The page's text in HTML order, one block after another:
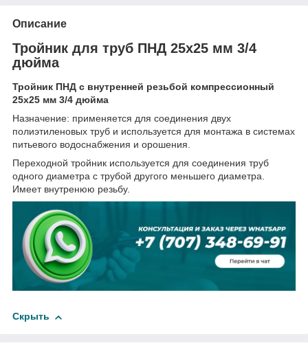
Описание
Тройник для труб ПНД 25x25 мм 3/4
дюйма
Тройник ПНД с внутренней резьбой компрессионный
25x25 мм 3/4 дюйма
Назначение: применяется для соединения двух
полиэтиленовых труб и используется для монтажа в системах
питьевого водоснабжения и орошения.
Переходной тройник используется для соединения труб
одного диаметра с трубой другого меньшего диаметра.
Имеет внутренюю резьбу.
Скрыть